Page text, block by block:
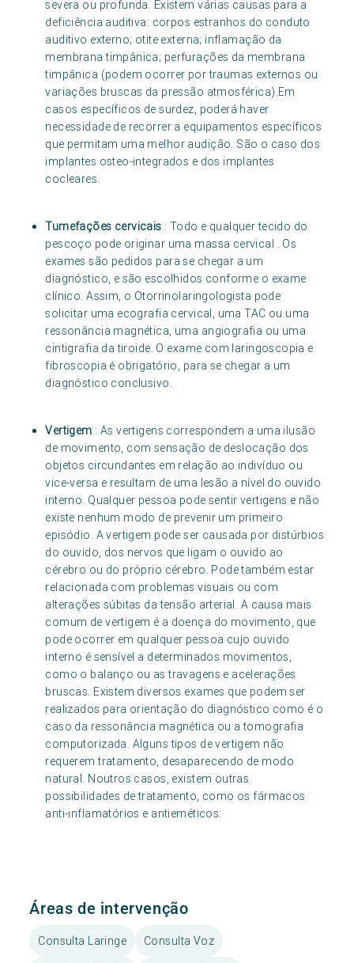
severa ou profunda. Existem várias causas para a
deficiência auditiva: corpos estranhos do conduto
auditivo externo; otite externa; inflamação da
membrana timpânica; perfurações da membrana
timpânica (podem ocorrer por traumas externos ou
variações bruscas da pressão atmosférica).Em
casos específicos de surdez, poderá haver
necessidade de recorrer a equipamentos específicos
que permitam uma melhor audição. São o caso dos
implantes osteo-integrados e dos implantes
cocleares.
Tumefações cervicais : Todo e qualquer tecido do
pescoço pode originar uma massa cervical . Os
exames são pedidos para se chegar a um
diagnóstico, e são escolhidos conforme o exame
clínico. Assim, o Otorrinolaringologista pode
solicitar uma ecografia cervical, uma TAC ou uma
ressonância magnética, uma angiografia ou uma
cintigrafia da tiroide. O exame com laringoscopia e
fibroscopia é obrigatório, para se chegar a um
diagnóstico conclusivo.
Vertigem : As vertigens correspondem a uma ilusão
de movimento, com sensação de deslocação dos
objetos circundantes em relação ao indivíduo ou
vice-versa e resultam de uma lesão a nível do ouvido
interno. Qualquer pessoa pode sentir vertigens e não
existe nenhum modo de prevenir um primeiro
episódio. A vertigem pode ser causada por distúrbios
do ouvido, dos nervos que ligam o ouvido ao
cérebro ou do próprio cérebro. Pode também estar
relacionada com problemas visuais ou com
alterações súbitas da tensão arterial. A causa mais
comum de vertigem é a doença do movimento, que
pode ocorrer em qualquer pessoa cujo ouvido
interno é sensível a determinados movimentos,
como o balanço ou as travagens e acelerações
bruscas. Existem diversos exames que podem ser
realizados para orientação do diagnóstico como é o
caso da ressonância magnética ou a tomografia
computorizada. Alguns tipos de vertigem não
requerem tratamento, desaparecendo de modo
natural. Noutros casos, existem outras
possibilidades de tratamento, como os fármacos
anti-inflamatórios e antieméticos.
Áreas de intervenção
Consulta Laringe Consulta Voz